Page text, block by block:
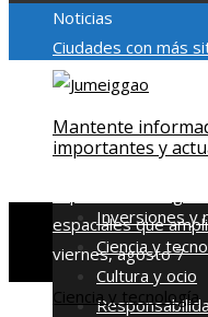
Noticias
Ciudades con más
Humanidad y su
la inversión
en Bosnia y
espaciales que
viernes, agosto 7
Mantente
importantes y
Inversiones y
Ciencia y
Cultura y ocio
Ciencia y tecnología